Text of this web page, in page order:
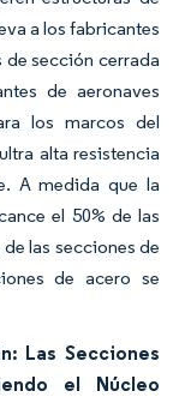
a los fabricantes
sección cerrada
de aeronaves
los marcos del
alta resistencia
A medida que la
el 50% de las
las secciones de
de acero se
Las Secciones
el Núcleo